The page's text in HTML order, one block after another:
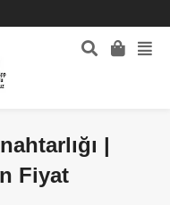
|
Fiyat